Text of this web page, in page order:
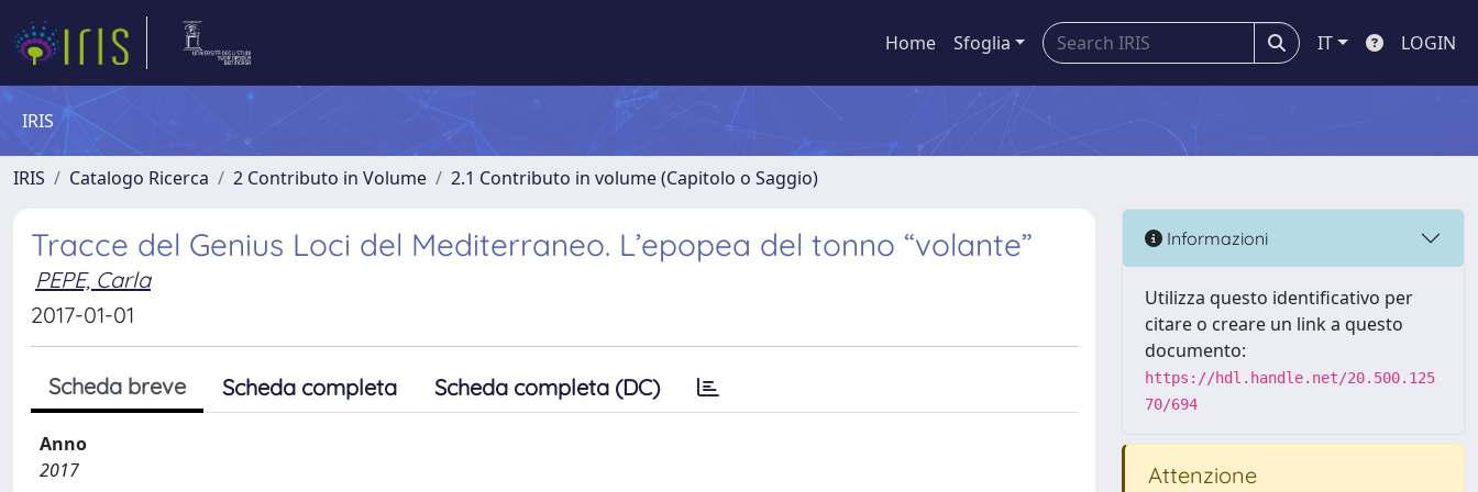
Home Sfoglia IT LOGIN
IRIS
IRIS Catalogo Ricerca 2 Contributo in Volume 2.1 Contributo in volume (Capitolo o Saggio)
Tracce del Genius Loci del Mediterraneo. L’epopea del tonno “volante”
PEPE, Carla
2017-01-01
Scheda breve Scheda completa Scheda completa (DC)
Anno
2017
Informazioni
Utilizza questo identificativo per
citare o creare un link a questo
documento:
https://hdl.handle.net/20.500.125
70/694
Attenzione